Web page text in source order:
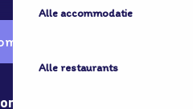
Alle accommodatie
Alle restaurants
ik hier?
houden